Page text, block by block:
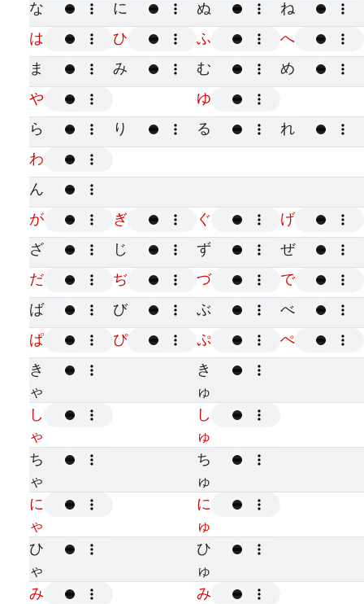
な
に ぬ
ね
は
ひ ふ
へ
ま
み む
め
や
ゆ
ら
り る
れ
わ
ん
が
ぎ ぐ
げ
ざ
じ ず
ぜ
だ
ぢ づ
で
ば
び ぶ
べ
ぱ
ぴ ぷ
ぺ
き
ゃ
き
ゅ
し
ゃ
し
ゅ
ち
ゃ
ち
ゅ
に
ゃ
に
ゅ
ひ
ゃ
ひ
ゅ
み
み